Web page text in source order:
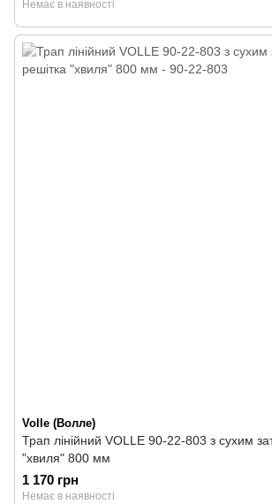
Немає в наявності
Volle (Волле)
Трап лінійний VOLLE 90-22-803 з сухим
"хвиля" 800 мм
1 170 грн
Немає в наявності